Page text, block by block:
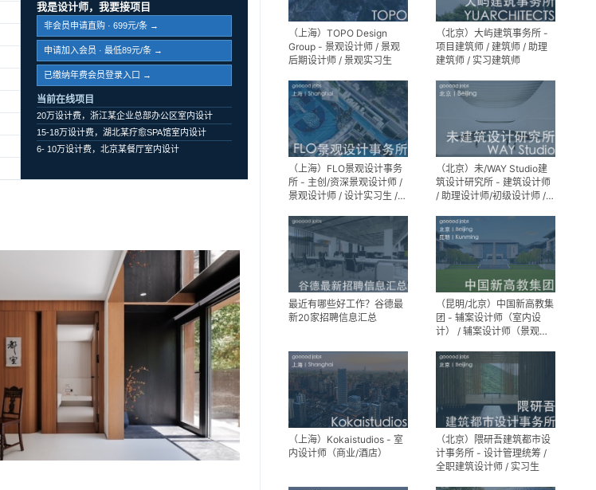
我是设计师，我要接项目
非会员申请直购 · 699元/条 →
申请加入会员 · 最低89元/条 →
已缴纳年费会员登录入口 →
当前在线项目
20万设计费，浙江某企业总部办公区室内设计
15-18万设计费，湖北某疗愈SPA馆室内设计
6- 10万设计费，北京某餐厅室内设计
（上海）TOPO Design
Group - 景观设计师 / 景观
后期设计师 / 景观实习生
（北京）大屿建筑事务所 -
项目建筑师 / 建筑师 / 助理
建筑师 / 实习建筑师
（上海）FLO景观设计事务
所 - 主创/资深景观设计师 /
景观设计师 / 设计实习生 /
设计师
（北京）未/WAY Studio建
筑设计研究所 - 建筑设计师
/ 助理设计师/初级设计师 /
助理
最近有哪些好工作？谷德最
新20家招聘信息汇总
（昆明/北京）中国新高教集
团 - 辅案设计师（室内设
计） / 辅案设计师（景观设
间组长 / 平面设计高级经理 /
展陈设计高级经理
（上海）Kokaistudios - 室
内设计师（商业/酒店）
（北京）隈研吾建筑都市设
计事务所 - 设计管理统筹 /
全职建筑设计师 / 实习生